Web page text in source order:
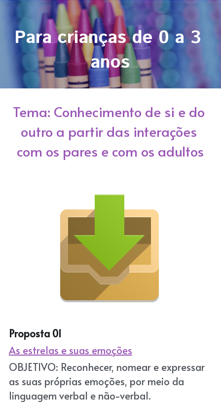
Para crianças de 0 a 3
anos
Tema: Conhecimento de si e do
outro a partir das interações
com os pares e com os adultos
Proposta 01
As estrelas e suas emoções
OBJETIVO: Reconhecer, nomear e expressar
as suas próprias emoções, por meio da
linguagem verbal e não-verbal.